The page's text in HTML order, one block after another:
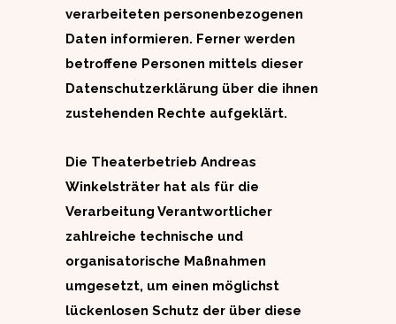
verarbeiteten personenbezogenen
Daten informieren. Ferner werden
betroffene Personen mittels dieser
Datenschutzerklärung über die ihnen
zustehenden Rechte aufgeklärt.
Die Theaterbetrieb Andreas
Winkelsträter hat als für die
Verarbeitung Verantwortlicher
zahlreiche technische und
organisatorische Maßnahmen
umgesetzt, um einen möglichst
lückenlosen Schutz der über diese